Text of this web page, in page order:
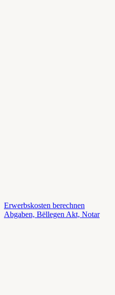
Erwerbskosten berechnen
Abgaben, Bëllegen Akt, Notar